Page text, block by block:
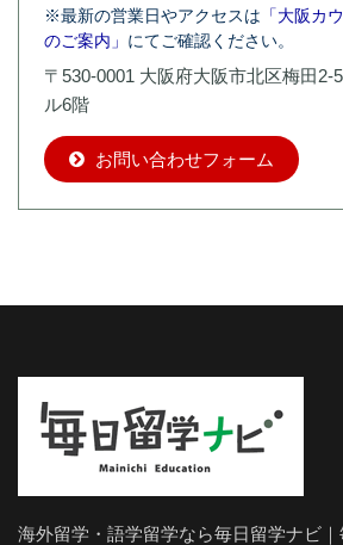
※最新の営業日やアクセスは 「大阪カ
のご案内」 にてご確認ください。
〒530-0001 大阪府大阪市北区梅田
ル6階
お問い合わせフォーム
海外留学・語学留学なら毎日留学ナビ